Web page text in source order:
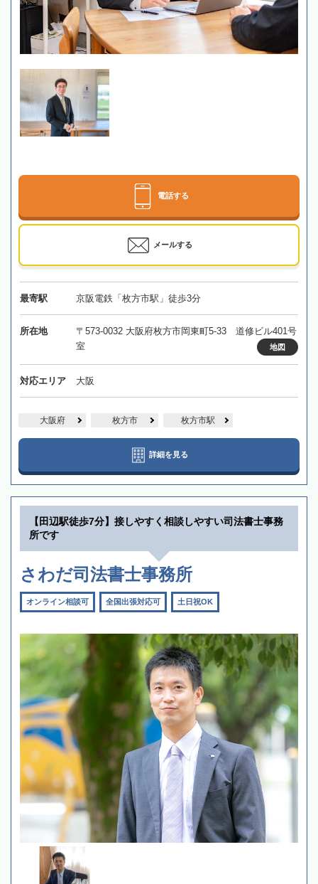
電話する
メールする
最寄駅 京阪電鉄「枚方市駅」徒歩3分
所在地
〒573-0032 大阪府枚方市岡東町5-33 道修ビル401号
室
地図
対応エリア 大阪
大阪府 枚方市 枚方市駅
詳細を見る
【田辺駅徒歩7分】接しやすく相談しやすい司法書士事務
所です
さわだ司法書士事務所
オンライン相談可 全国出張対応可 土日祝OK